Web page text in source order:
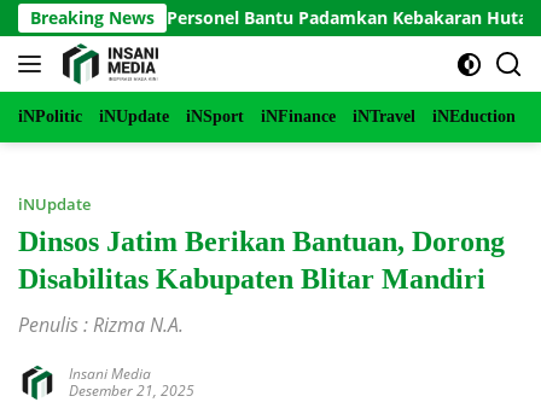
Langsung
ke
konten
Breaking News
Personel Bantu Padamkan Kebakaran Hutan di
iNPolitic iNUpdate iNSport iNFinance iNTravel iNEduction
iNUpdate
Dinsos Jatim Berikan Bantuan, Dorong
Disabilitas Kabupaten Blitar Mandiri
Penulis : Rizma N.A.
Insani Media
Desember 21, 2025